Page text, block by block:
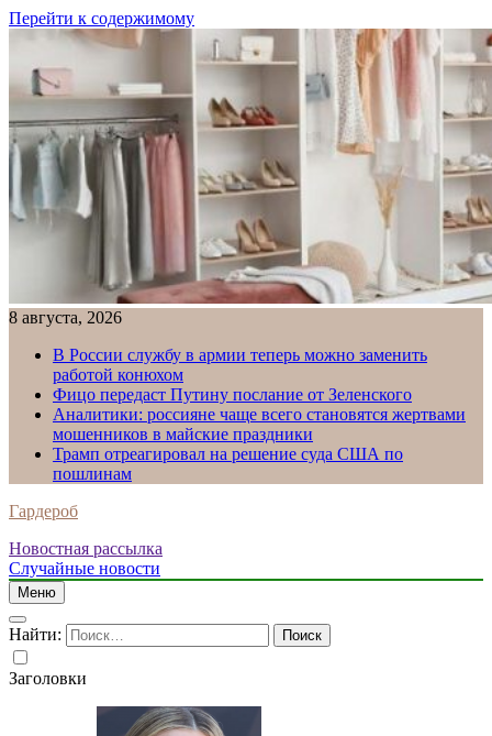
Перейти к содержимому
8 августа, 2026
В России службу в армии теперь можно заменить
работой конюхом
Фицо передаст Путину послание от Зеленского
Аналитики: россияне чаще всего становятся жертвами
мошенников в майские праздники
Трамп отреагировал на решение суда США по
пошлинам
Гардероб
Новостная рассылка
Случайные новости
Меню
Найти:
Заголовки